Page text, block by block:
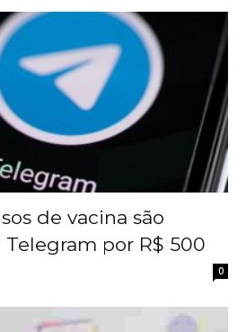
de vacina são
por R$ 500
0